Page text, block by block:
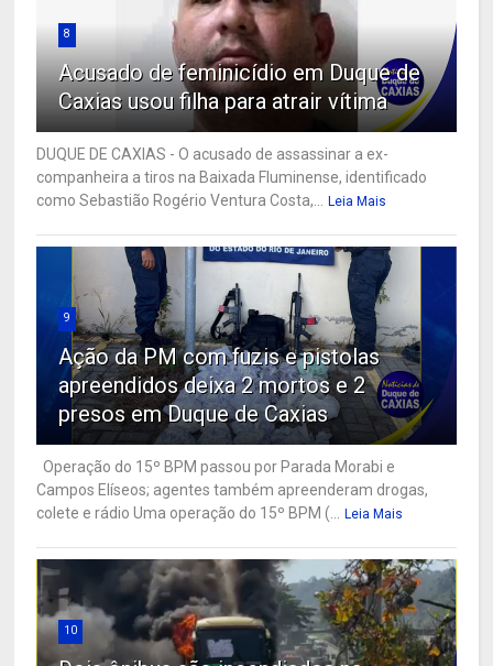
8
Acusado de feminicídio em Duque de
Caxias usou filha para atrair vítima
DUQUE DE CAXIAS - O acusado de assassinar a ex-
companheira a tiros na Baixada Fluminense, identificado
como Sebastião Rogério Ventura Costa,...
Leia Mais
9
Ação da PM com fuzis e pistolas
apreendidos deixa 2 mortos e 2
presos em Duque de Caxias
Operação do 15º BPM passou por Parada Morabi e
Campos Elíseos; agentes também apreenderam drogas,
colete e rádio Uma operação do 15º BPM (...
Leia Mais
10